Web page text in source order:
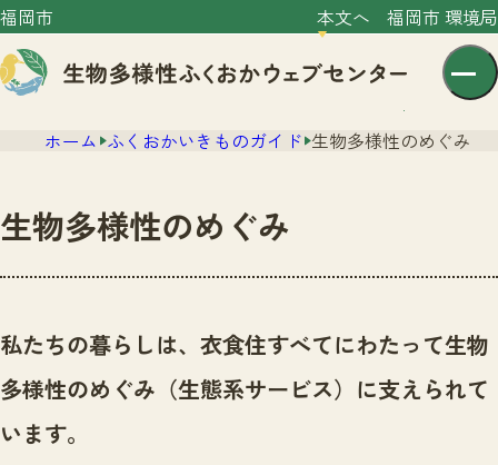
福岡市 本文へ 福岡市 環境局
センター紹介
センター紹介TOP
サイトポリシー
ニュース
いきものガイド
ホーム ふくおかいきものガイド 生物多様性のめぐみ
生物多様性のめぐみ
私たちの暮らしは、衣食住すべてにわたって生物
多様性のめぐみ（生態系サービス）に支えられて
います。